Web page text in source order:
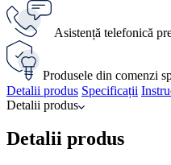
Asistență telefonică
Produsele din comenzi
Detalii produs Specificații
Detalii produs
Detalii produs